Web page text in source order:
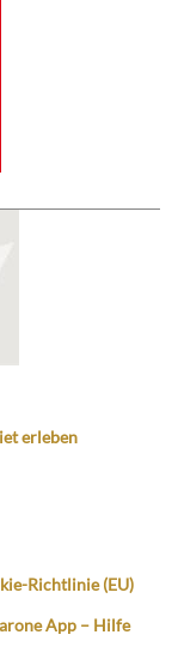
erleben
Richtlinie (EU)
App – Hilfe